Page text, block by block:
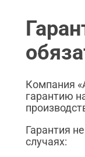
Компания
гарантию
Гарантия
случаях: